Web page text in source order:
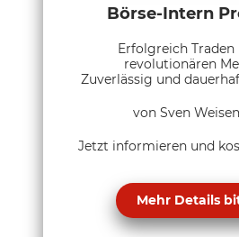
Börse-Intern
Erfolgreich
revolutionären
Zuverlässig und
von Sven
Jetzt informieren und
Mehr Details